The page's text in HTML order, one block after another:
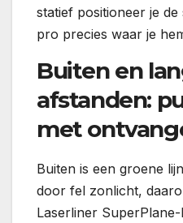
statief positioneer je
pro precies waar je
Buiten en
afstanden:
met
Buiten is een groene
door fel zonlicht,
Laserliner